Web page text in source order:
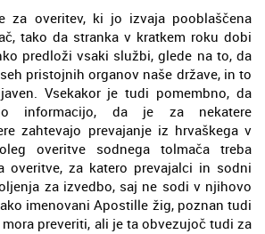
za overitev, ki jo izvaja pooblaščena
tako da stranka v kratkem roku dobi
predloži vsaki službi, glede na to, da
pristojnih organov naše države, in to
Vsekakor je tudi pomembno, da
informacijo, da je za nekatere
zahtevajo prevajanje iz hrvaškega v
overitve sodnega tolmača treba
overitve, za katero prevajalci in sodni
za izvedbo, saj ne sodi v njihovo
imenovani Apostille žig, poznan tudi
preveriti, ali je ta obvezujoč tudi za